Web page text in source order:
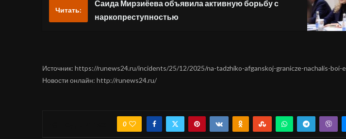
Читать:
Саида Мирзиёева объявила активную борьбу с
наркопреступностью
Источник: https://runews24.ru/incidents/25/12/2025/na-tadzhiko-afganskoj-granicze-nachalis-boi-
Новости онлайн: http://runews24.ru/
0